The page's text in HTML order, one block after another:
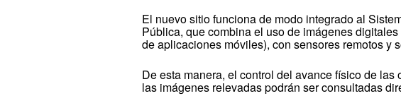
El nuevo sitio funciona de modo integrado al
Pública, que combina el uso de imágenes
de aplicaciones móviles), con sensores remotos y
De esta manera, el control del avance físico de
las imágenes relevadas podrán ser consultadas